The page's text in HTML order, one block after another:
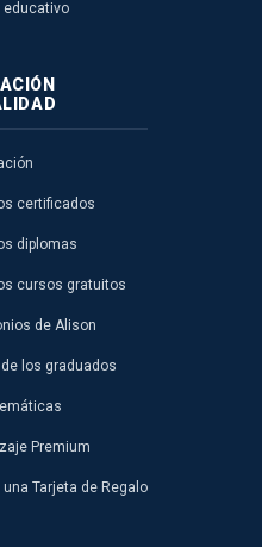
educativo
certificados
diplomas
cursos gratuitos
de Alison
de los graduados
Premium
una Tarjeta de Regalo